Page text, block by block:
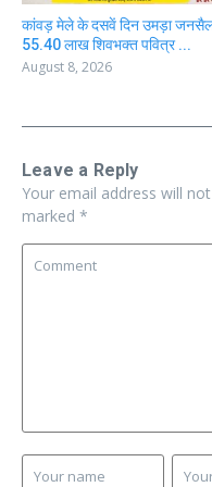
कांवड़ मेले के दसवें दिन उमड़ा
55.40 लाख शिवभक्त पवित्र ...
August 8, 2026
Leave a Reply
Your email address will
marked *